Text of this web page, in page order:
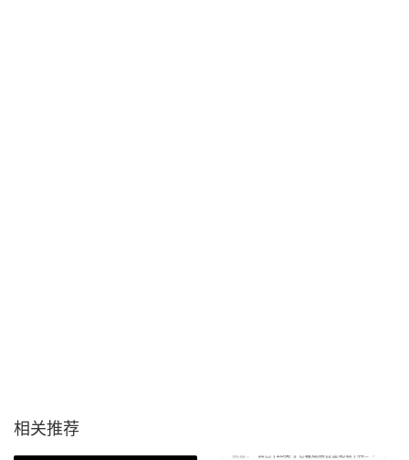
相关推荐